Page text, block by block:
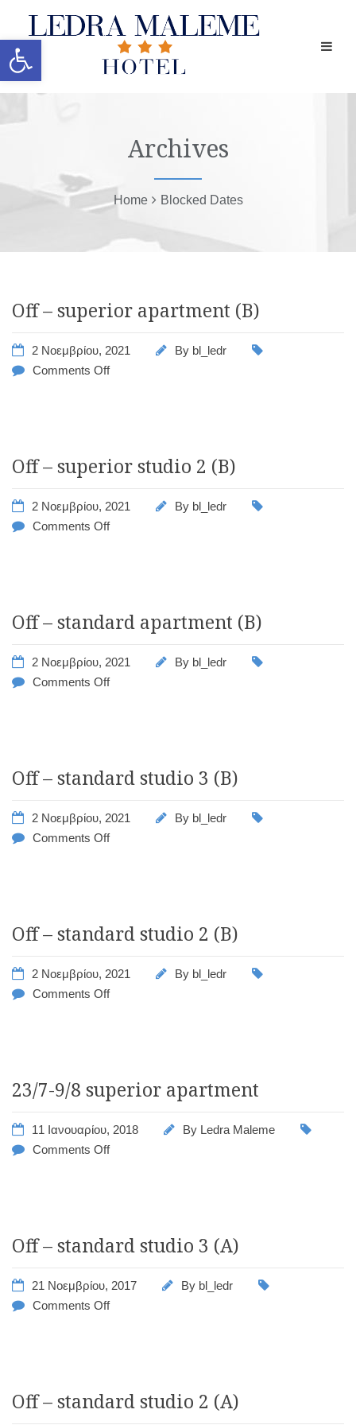
Ανοίξτε τη γραμμή εργαλείων
Archives
Home Blocked Dates
Off – superior apartment (B)
2 Νοεμβρίου, 2021 By bl_ledr
Comments Off
Off – superior studio 2 (B)
2 Νοεμβρίου, 2021 By bl_ledr
Comments Off
Off – standard apartment (B)
2 Νοεμβρίου, 2021 By bl_ledr
Comments Off
Off – standard studio 3 (B)
2 Νοεμβρίου, 2021 By bl_ledr
Comments Off
Off – standard studio 2 (B)
2 Νοεμβρίου, 2021 By bl_ledr
Comments Off
23/7-9/8 superior apartment
11 Ιανουαρίου, 2018 By Ledra Maleme
Comments Off
Off – standard studio 3 (A)
21 Νοεμβρίου, 2017 By bl_ledr
Comments Off
Off – standard studio 2 (A)